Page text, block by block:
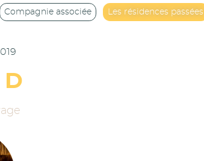
Compagnie associée Les résidences passées
D